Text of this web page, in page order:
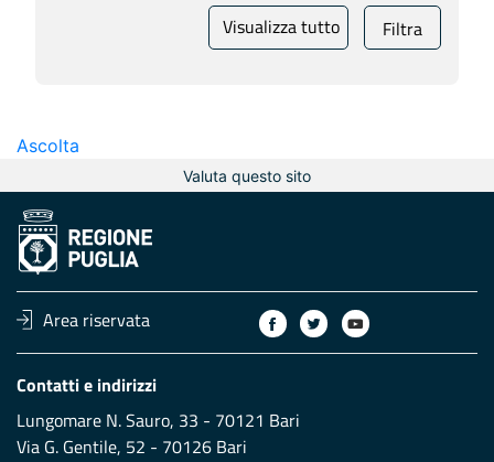
Visualizza tutto Filtra
Ascolta
Valuta questo sito
Area riservata
Contatti e indirizzi
Lungomare N. Sauro, 33 - 70121 Bari
Via G. Gentile, 52 - 70126 Bari